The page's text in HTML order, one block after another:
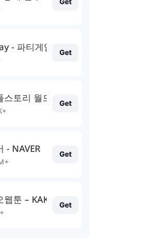
- 파티게임 Get
스토리 월드 Get
- NAVER Get
웹툰 – KAKAO WEBTOON
Get